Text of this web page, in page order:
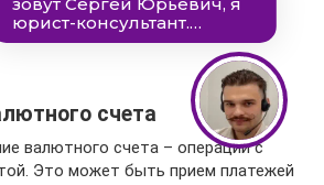
В связи с этим устанавливать
единицах довольно
счета
валютного счета – операции с
Это может быть прием платежей